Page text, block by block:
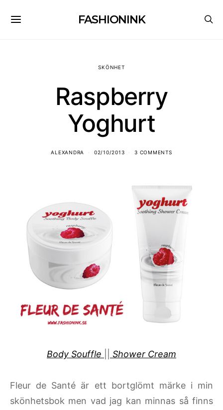
FASHIONINK
SKÖNHET
Raspberry
Yoghurt
ALEXANDRA 02/10/2013 3 COMMENTS
Body Souffle Shower Cream
Fleur de Santé är ett bortglömt märke i min
skönhetsbok men vad jag kan minnas så finns